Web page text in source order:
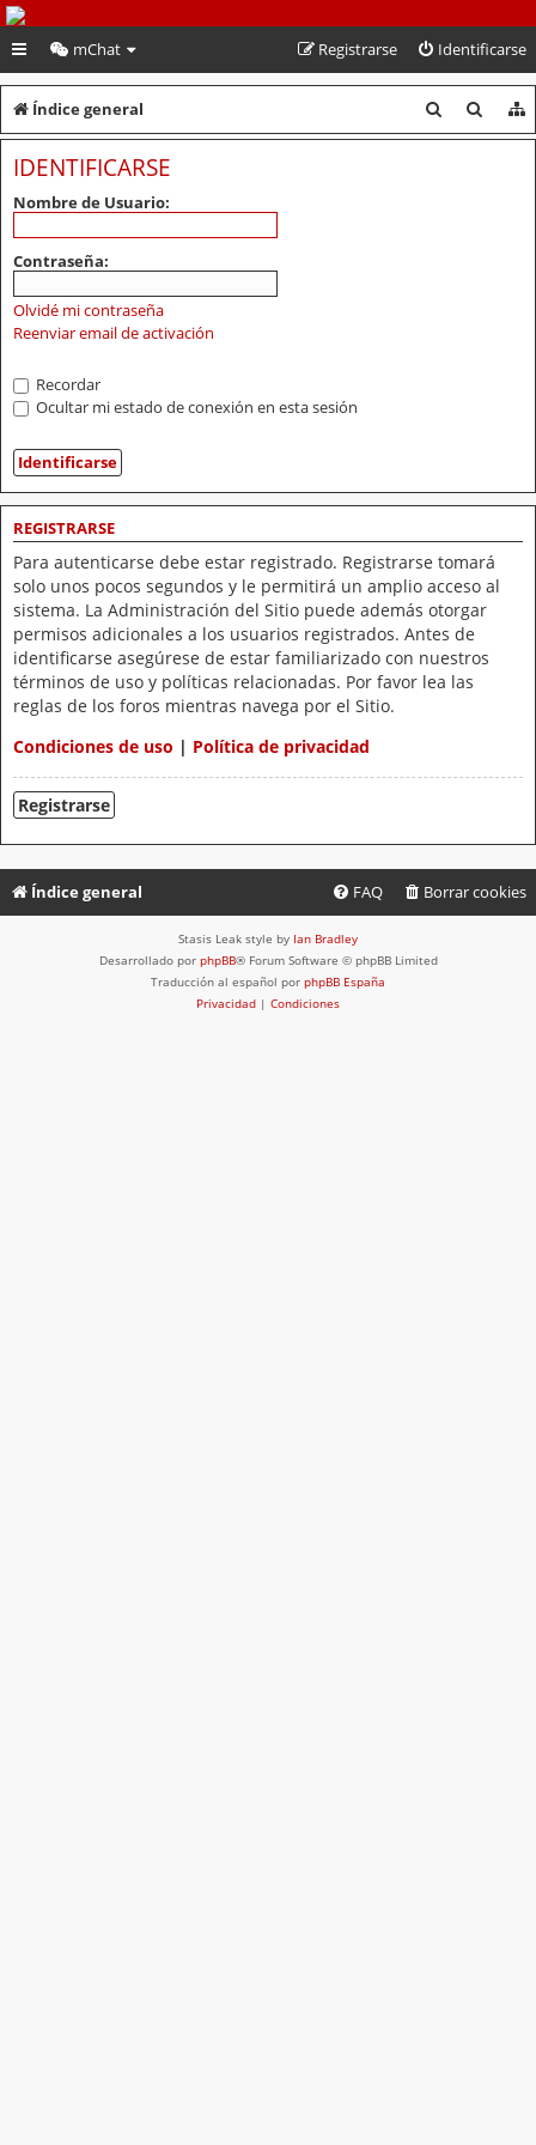
PeruVoley.com
mChat Identificarse
Registrarse
Índice general
u
u
IDENTIFICARSE
Nombre de Usuario:
Contraseña:
Olvidé mi contraseña
Reenviar email de activación
Recordar
Ocultar mi estado de conexión en esta sesión
REGISTRARSE
Para autenticarse debe estar registrado. Registrarse tomará
solo unos pocos segundos y le permitirá un amplio acceso al
sistema. La Administración del Sitio puede además otorgar
permisos adicionales a los usuarios registrados. Antes de
identificarse asegúrese de estar familiarizado con nuestros
términos de uso y políticas relacionadas. Por favor lea las
reglas de los foros mientras navega por el Sitio.
Condiciones de uso | Política de privacidad
Registrarse
Índice general Borrar cookies
FAQ
Stasis Leak style by Ian Bradley
Desarrollado por phpBB® Forum Software © phpBB Limited
Traducción al español por phpBB España
Privacidad | Condiciones